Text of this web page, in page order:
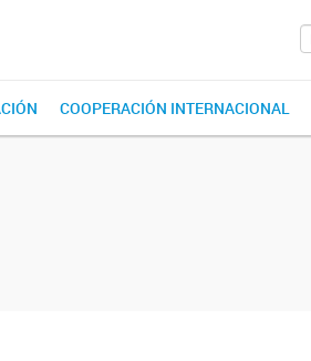
COOPERACIÓN INTERNACIONAL